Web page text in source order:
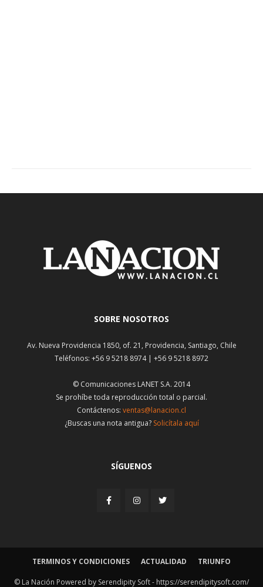
SOBRE NOSOTROS
Av. Nueva Providencia 1850, of. 21, Providencia, Santiago, Chile
Teléfonos: +56 9 5218 8974 | +56 9 5218 8972
© Comunicaciones LANET S.A. 2014
Se prohíbe toda reproducción total o parcial.
Contáctenos: ventas@lanacion.cl
¿Buscas una nota antigua? Solicítala aquí
SÍGUENOS
TERMINOS Y CONDICIONES ACTUALIDAD TRIUNFO
© La Nación Powered by Serendipity Soft - https://serendipitysoft.com/